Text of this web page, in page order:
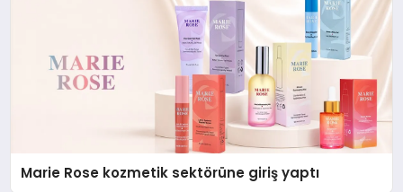
Marie Rose kozmetik sektörüne giriş yaptı